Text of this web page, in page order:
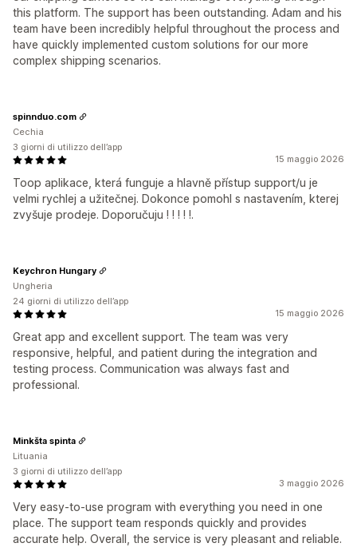
this platform. The support has been outstanding. Adam and his
team have been incredibly helpful throughout the process and
have quickly implemented custom solutions for our more
complex shipping scenarios.
15 maggio 2026
Toop aplikace, která funguje a hlavně přístup support/u je
velmi rychlej a užitečnej. Dokonce pomohl s nastavením, kterej
zvyšuje prodeje. Doporučuju ! ! ! ! !.
spinnduo.com
Cechia
3 giorni di utilizzo dell’app
15 maggio 2026
Great app and excellent support. The team was very
responsive, helpful, and patient during the integration and
testing process. Communication was always fast and
professional.
Keychron Hungary
Ungheria
24 giorni di utilizzo dell’app
3 maggio 2026
Very easy-to-use program with everything you need in one
place. The support team responds quickly and provides
accurate help. Overall, the service is very pleasant and reliable.
Minkšta spinta
Lituania
3 giorni di utilizzo dell’app